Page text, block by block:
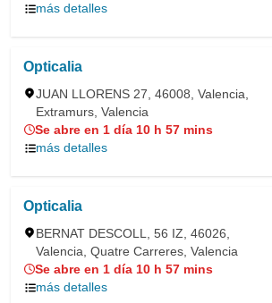
más detalles
Opticalia
JUAN LLORENS 27, 46008, Valencia,
Extramurs, Valencia
Se abre en 1 día 10 h 57 mins
más detalles
Opticalia
BERNAT DESCOLL, 56 IZ, 46026,
Valencia, Quatre Carreres, Valencia
Se abre en 1 día 10 h 57 mins
más detalles